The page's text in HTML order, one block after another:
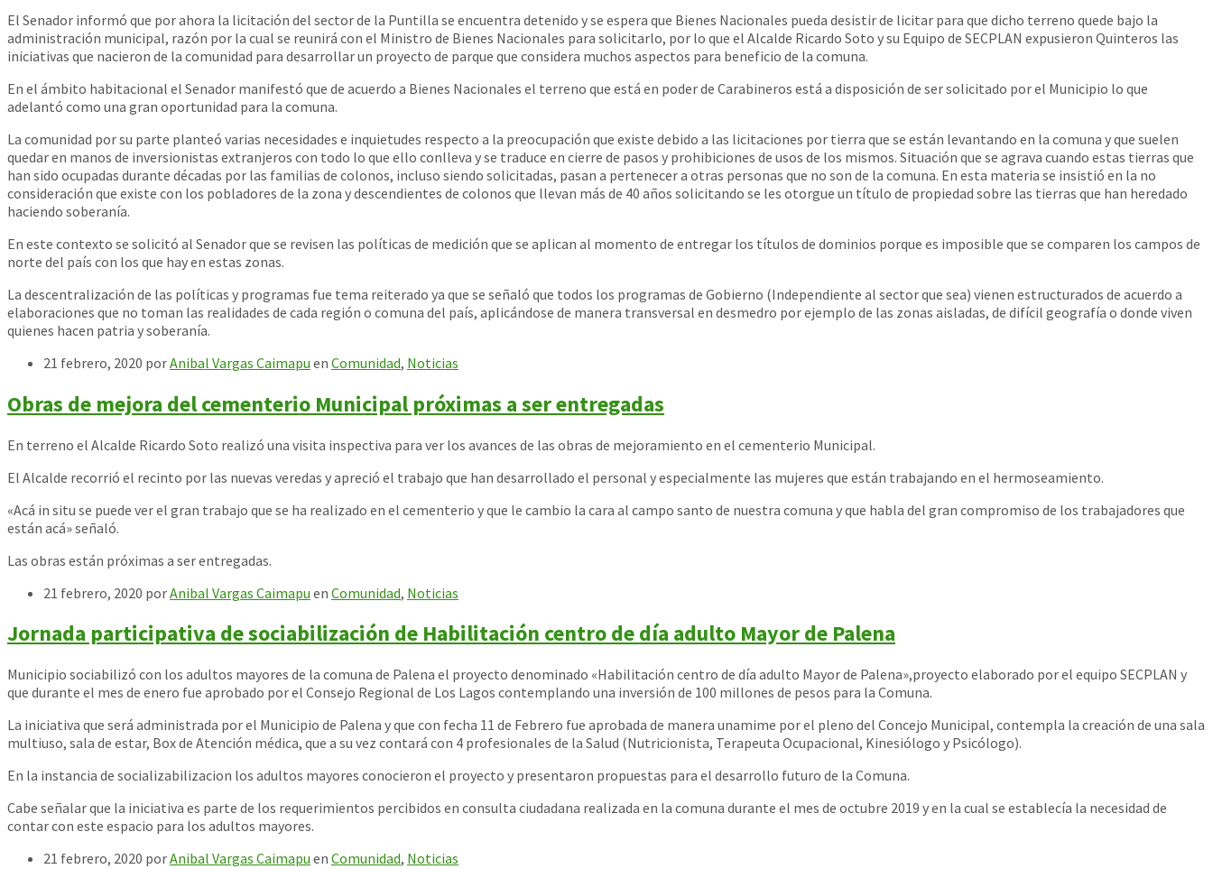
El Senador informó que por ahora la licitación del sector de la Puntilla se encuentra detenido y se espera que Bienes Nacionales pueda desistir de licitar para que dicho terreno quede bajo la
administración municipal, razón por la cual se reunirá con el Ministro de Bienes Nacionales para solicitarlo, por lo que el Alcalde Ricardo Soto y su Equipo de SECPLAN expusieron Quinteros las
iniciativas que nacieron de la comunidad para desarrollar un proyecto de parque que considera muchos aspectos para beneficio de la comuna.
En el ámbito habitacional el Senador manifestó que de acuerdo a Bienes Nacionales el terreno que está en poder de Carabineros está a disposición de ser solicitado por el Municipio lo que
adelantó como una gran oportunidad para la comuna.
La comunidad por su parte planteó varias necesidades e inquietudes respecto a la preocupación que existe debido a las licitaciones por tierra que se están levantando en la comuna y que suelen
quedar en manos de inversionistas extranjeros con todo lo que ello conlleva y se traduce en cierre de pasos y prohibiciones de usos de los mismos. Situación que se agrava cuando estas tierras que
han sido ocupadas durante décadas por las familias de colonos, incluso siendo solicitadas, pasan a pertenecer a otras personas que no son de la comuna. En esta materia se insistió en la no
consideración que existe con los pobladores de la zona y descendientes de colonos que llevan más de 40 años solicitando se les otorgue un título de propiedad sobre las tierras que han heredado
haciendo soberanía.
En este contexto se solicitó al Senador que se revisen las políticas de medición que se aplican al momento de entregar los títulos de dominios porque es imposible que se comparen los campos de
norte del país con los que hay en estas zonas.
La descentralización de las políticas y programas fue tema reiterado ya que se señaló que todos los programas de Gobierno (Independiente al sector que sea) vienen estructurados de acuerdo a
elaboraciones que no toman las realidades de cada región o comuna del país, aplicándose de manera transversal en desmedro por ejemplo de las zonas aisladas, de difícil geografía o donde viven
quienes hacen patria y soberanía.
21 febrero, 2020 porAnibal Vargas Caimapu en Comunidad, Noticias
Obras de mejora del cementerio Municipal próximas a ser entregadas
En terreno el Alcalde Ricardo Soto realizó una visita inspectiva para ver los avances de las obras de mejoramiento en el cementerio Municipal.
El Alcalde recorrió el recinto por las nuevas veredas y apreció el trabajo que han desarrollado el personal y especialmente las mujeres que están trabajando en el hermoseamiento.
«Acá in situ se puede ver el gran trabajo que se ha realizado en el cementerio y que le cambio la cara al campo santo de nuestra comuna y que habla del gran compromiso de los trabajadores que
están acá» señaló.
Las obras están próximas a ser entregadas.
21 febrero, 2020 porAnibal Vargas Caimapu en Comunidad, Noticias
Jornada participativa de sociabilización de Habilitación centro de día adulto Mayor de Palena
Municipio sociabilizó con los adultos mayores de la comuna de Palena el proyecto denominado «Habilitación centro de día adulto Mayor de Palena»,proyecto elaborado por el equipo SECPLAN y
que durante el mes de enero fue aprobado por el Consejo Regional de Los Lagos contemplando una inversión de 100 millones de pesos para la Comuna.
La iniciativa que será administrada por el Municipio de Palena y que con fecha 11 de Febrero fue aprobada de manera unamime por el pleno del Concejo Municipal, contempla la creación de una sala
multiuso, sala de estar, Box de Atención médica, que a su vez contará con 4 profesionales de la Salud (Nutricionista, Terapeuta Ocupacional, Kinesiólogo y Psicólogo).
En la instancia de socializabilizacion los adultos mayores conocieron el proyecto y presentaron propuestas para el desarrollo futuro de la Comuna.
Cabe señalar que la iniciativa es parte de los requerimientos percibidos en consulta ciudadana realizada en la comuna durante el mes de octubre 2019 y en la cual se establecía la necesidad de
contar con este espacio para los adultos mayores.
21 febrero, 2020 porAnibal Vargas Caimapu en Comunidad, Noticias